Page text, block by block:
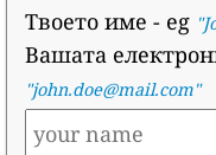
Твоето име - eg
Вашата
"john.doe@mail.com"